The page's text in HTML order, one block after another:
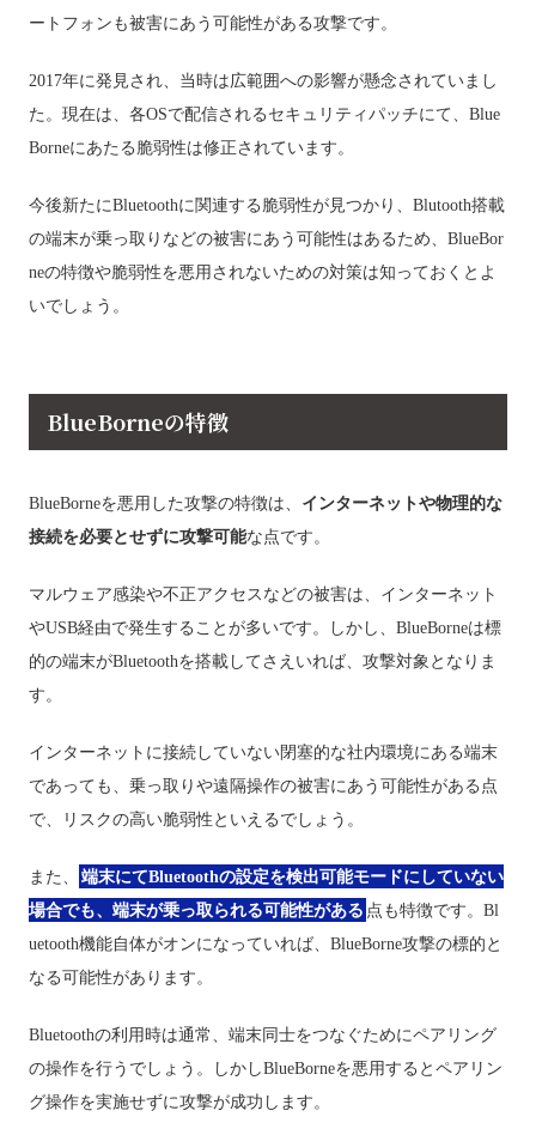
ートフォンも被害にあう可能性がある攻撃です。
2017年に発見され、当時は広範囲への影響が懸念されていまし
た。現在は、各OSで配信されるセキュリティパッチにて、Blue
Borneにあたる脆弱性は修正されています。
今後新たにBluetoothに関連する脆弱性が見つかり、Blutooth搭載
の端末が乗っ取りなどの被害にあう可能性はあるため、BlueBor
neの特徴や脆弱性を悪用されないための対策は知っておくとよ
いでしょう。
BlueBorneの特徴
BlueBorneを悪用した攻撃の特徴は、 インターネットや物理的な
接続を必要とせずに攻撃可能な点です。
マルウェア感染や不正アクセスなどの被害は、インターネット
やUSB経由で発生することが多いです。しかし、BlueBorneは標
的の端末がBluetoothを搭載してさえいれば、攻撃対象となりま
す。
インターネットに接続していない閉塞的な社内環境にある端末
であっても、乗っ取りや遠隔操作の被害にあう可能性がある点
で、リスクの高い脆弱性といえるでしょう。
また、
端末にてBluetoothの設定を検出可能モードにしていない
場合でも、端末が乗っ取られる可能性がある 点も特徴です。Bl
uetooth機能自体がオンになっていれば、BlueBorne攻撃の標的と
なる可能性があります。
Bluetoothの利用時は通常、端末同士をつなぐためにペアリング
の操作を行うでしょう。しかしBlueBorneを悪用するとペアリン
グ操作を実施せずに攻撃が成功します。